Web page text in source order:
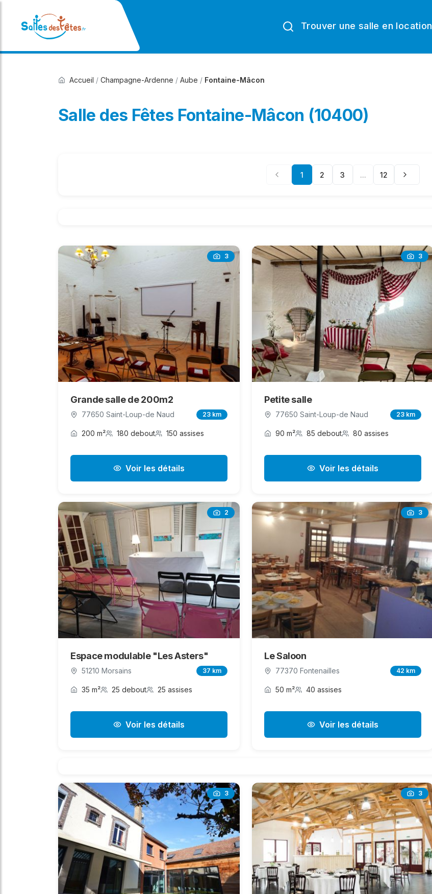
Trouver une salle en location
Accueil / Champagne-Ardenne / Aube / Fontaine-Mâcon
Salle des Fêtes Fontaine-Mâcon (10400)
1 2 3 ... 12
3
Grande salle de 200m2
77650 Saint-Loup-de Naud 23 km
200 m² 180 debout 150 assises
Voir les détails
3
Petite salle
77650 Saint-Loup-de Naud 23 km
90 m² 85 debout 80 assises
Voir les détails
2
Espace modulable "Les Asters"
51210 Morsains 37 km
35 m² 25 debout 25 assises
Voir les détails
3
Le Saloon
77370 Fontenailles 42 km
50 m² 40 assises
Voir les détails
3 3